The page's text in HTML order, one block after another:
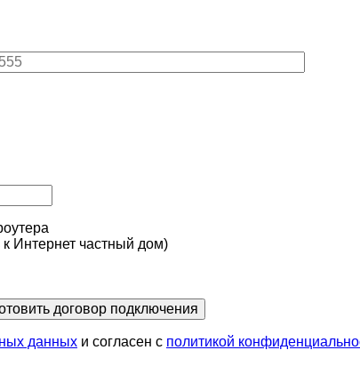
Интернет частный дом)
договор подключения
данных и согласен с политикой